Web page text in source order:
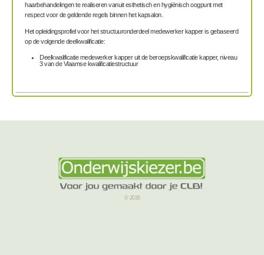
haarbehandelingen te realiseren vanuit esthetisch en hygiënisch oogpunt met
respect voor de geldende regels binnen het kapsalon.
Het opleidingsprofiel voor het structuuronderdeel medewerker kapper is gebaseerd
op de volgende deelkwalificatie:
Deelkwalificatie medewerker kapper uit de beroepskwalificatie kapper, niveau
3 van de Vlaamse kwalificatiestructuur
© 2026